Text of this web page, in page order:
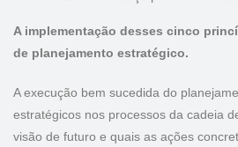
A implementação desses cinco
de planejamento estratégico.
A execução bem sucedida do
estratégicos nos processos da cadeia
visão de futuro e quais as ações